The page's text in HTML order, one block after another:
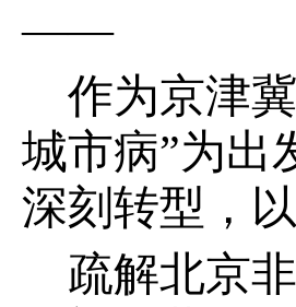
——
作为京津
城市病”为出
深刻转型，
疏解北京